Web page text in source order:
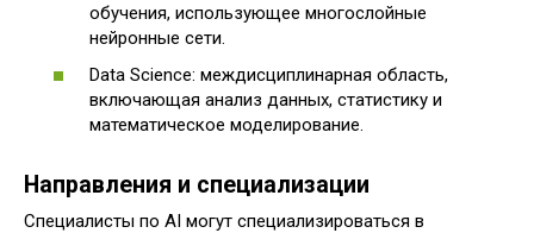
обучения, использующее многослойные
нейронные сети.
Data Science: междисциплинарная область,
включающая анализ данных, статистику и
математическое моделирование.
Направления и специализации
Специалисты по AI могут специализироваться в